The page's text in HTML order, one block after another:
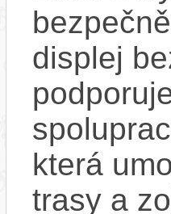
displej
která
trasy a